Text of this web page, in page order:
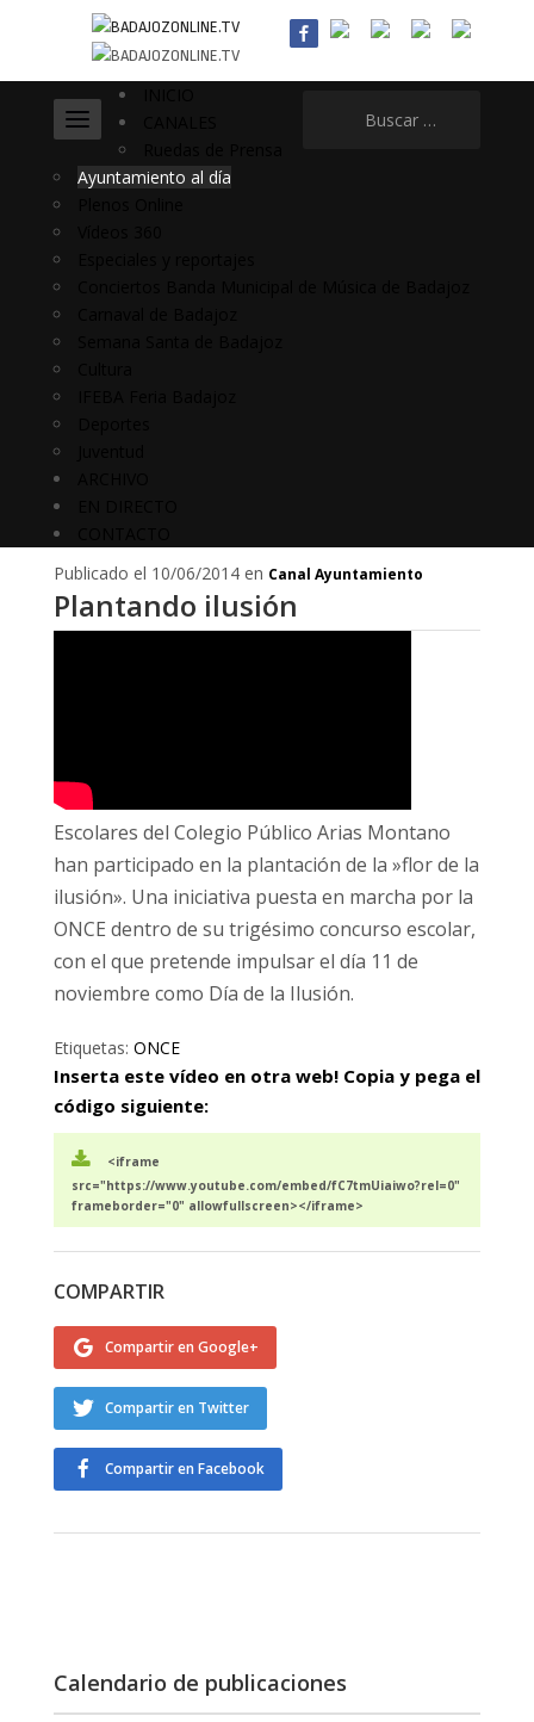
Ayuntamiento al día
Publicado el 10/06/2014 en Canal Ayuntamiento
Plantando ilusión
Escolares del Colegio Público Arias Montano
han participado en la plantación de la »flor de la
ilusión». Una iniciativa puesta en marcha por la
ONCE dentro de su trigésimo concurso escolar,
con el que pretende impulsar el día 11 de
noviembre como Día de la Ilusión.
Etiquetas: ONCE
Inserta este vídeo en otra web! Copia y pega el
código siguiente:
<iframe
src="https://www.youtube.com/embed/fC7tmUiaiwo?rel=0"
frameborder="0" allowfullscreen></iframe>
COMPARTIR
Compartir en Google+
Compartir en Twitter
Compartir en Facebook
Calendario de publicaciones